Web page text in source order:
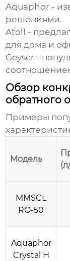
Aquaphor -
решениями.
Atoll -
для дома и
Geyser -
Обзор
обратного
Примеры
Модель
MMSCL
RO-50
Aquaphor
Crystal H